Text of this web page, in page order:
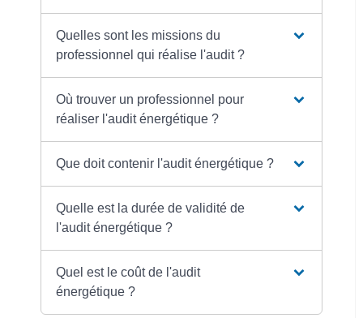
Quelles sont les missions du
professionnel qui réalise l'audit ?
Où trouver un professionnel pour
réaliser l'audit énergétique ?
Que doit contenir l'audit énergétique ?
Quelle est la durée de validité de
l'audit énergétique ?
Quel est le coût de l'audit
énergétique ?